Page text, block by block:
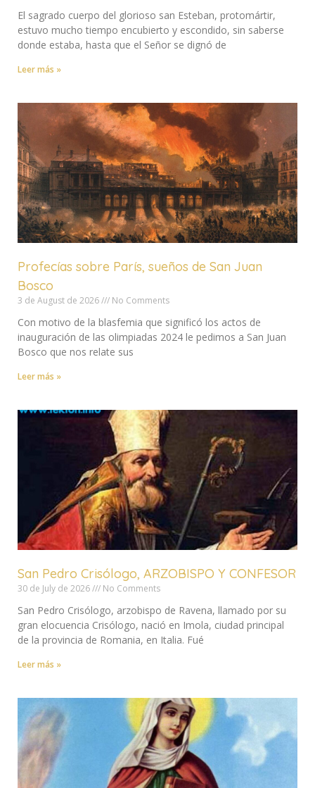
El sagrado cuerpo del glorioso san Esteban, protomártir,
estuvo mucho tiempo encubierto y escondido, sin saberse
donde estaba, hasta que el Señor se dignó de
Leer más »
Profecías sobre París, sueños de San Juan
Bosco
3 de August de 2026 No Comments
Con motivo de la blasfemia que significó los actos de
inauguración de las olimpiadas 2024 le pedimos a San Juan
Bosco que nos relate sus
Leer más »
San Pedro Crisólogo, ARZOBISPO Y CONFESOR
30 de July de 2026 No Comments
San Pedro Crisólogo, arzobispo de Ravena, llamado por su
gran elocuencia Crisólogo, nació en Imola, ciudad principal
de la provincia de Romania, en Italia. Fué
Leer más »